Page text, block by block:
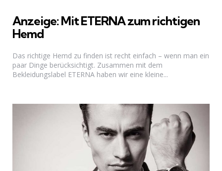
Anzeige: Mit ETERNA zum richtigen
Hemd
Das richtige Hemd zu finden ist recht einfach – wenn man ein
paar Dinge berücksichtigt. Zusammen mit dem
Bekleidungslabel ETERNA haben wir eine kleine...